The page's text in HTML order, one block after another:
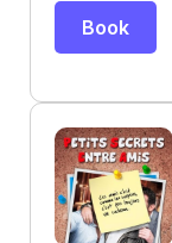
Book